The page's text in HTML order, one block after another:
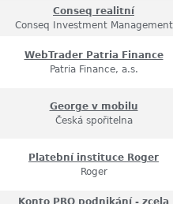
Conseq realitní
Conseq Investment Management
WebTrader Patria Finance
Patria Finance, a.s.
George v mobilu
Česká spořitelna
Platební instituce Roger
Roger
Konto PRO podnikání - zcela